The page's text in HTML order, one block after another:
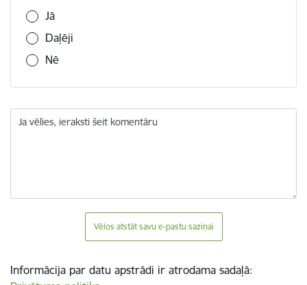
Jā
Daļēji
Nē
Ja vēlies, ieraksti šeit komentāru
Vēlos atstāt savu e-pastu saziņai
Informācija par datu apstrādi ir atrodama sadaļā: